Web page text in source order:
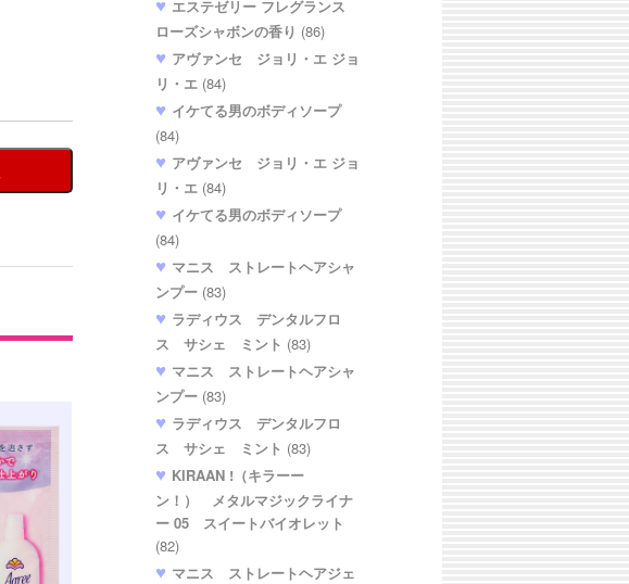
エステゼリー フレグランス
ローズシャボンの香り (86)
アヴァンセ ジョリ・エ ジョ
リ・エ (84)
イケてる男のボディソープ
(84)
アヴァンセ ジョリ・エ ジョ
リ・エ (84)
イケてる男のボディソープ
(84)
マニス ストレートヘアシャ
ンプー (83)
ラディウス デンタルフロ
ス サシェ ミント (83)
マニス ストレートヘアシャ
ンプー (83)
ラディウス デンタルフロ
ス サシェ ミント (83)
KIRAAN !（キラーー
ン！） メタルマジックライナ
ー 05 スイートバイオレット
(82)
マニス ストレートヘアジェ